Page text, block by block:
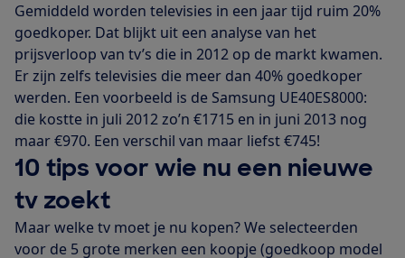
Gemiddeld worden televisies in een jaar tijd ruim 20%
goedkoper. Dat blijkt uit een analyse van het
prijsverloop van tv’s die in 2012 op de markt kwamen.
Er zijn zelfs televisies die meer dan 40% goedkoper
werden. Een voorbeeld is de Samsung UE40ES8000:
die kostte in juli 2012 zo’n €1715 en in juni 2013 nog
maar €970. Een verschil van maar liefst €745!
10 tips voor wie nu een nieuwe
tv zoekt
Maar welke tv moet je nu kopen? We selecteerden
voor de 5 grote merken een koopje (goedkoop model